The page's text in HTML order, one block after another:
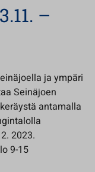
–
ja ympäri
Seinäjoen
antamalla
2023.
9-15